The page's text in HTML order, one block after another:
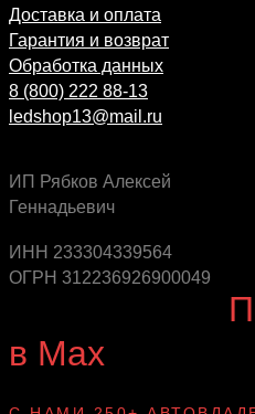
новинок и новых поступлений
в Max
Доставка и оплата
Гарантия и возврат
Обработка данных
8 (800) 222 88-13
ledshop13@mail.ru
ИП Рябков Алексей
Геннадьевич
ИНН 233304339564
ОГРН 312236926900049